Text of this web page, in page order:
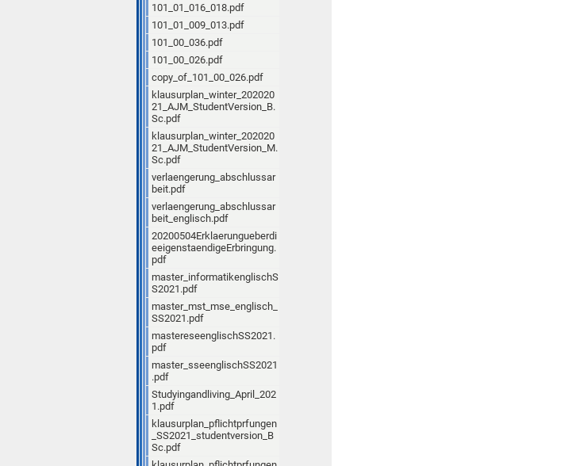
101_01_016_018.pdf
101_01_009_013.pdf
101_00_036.pdf
101_00_026.pdf
copy_of_101_00_026.pdf
klausurplan_winter_202020
21_AJM_StudentVersion_B.
Sc.pdf
klausurplan_winter_202020
21_AJM_StudentVersion_M.
Sc.pdf
verlaengerung_abschlussar
beit.pdf
verlaengerung_abschlussar
beit_englisch.pdf
20200504Erklaerungueberdi
eeigenstaendigeErbringung.
pdf
master_informatikenglischS
S2021.pdf
master_mst_mse_englisch_
SS2021.pdf
mastereseenglischSS2021.
pdf
master_sseenglischSS2021
.pdf
Studyingandliving_April_202
1.pdf
klausurplan_pflichtprfungen
_SS2021_studentversion_B
Sc.pdf